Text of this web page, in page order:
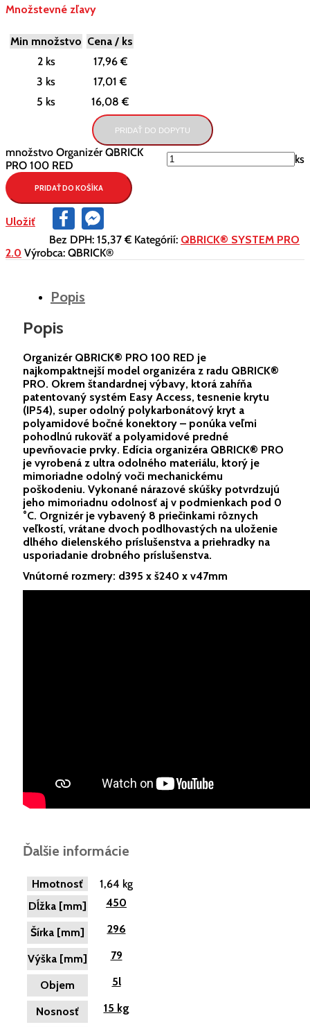
Množstevné zľavy
Min množstvo Cena / ks
2 ks
17,96 €
3 ks
17,01 €
5 ks
16,08 €
PRIDAŤ DO DOPYTU
množstvo Organizér QBRICK
PRO 100 RED
ks
PRIDAŤ DO KOŠÍKA
Uložiť
Facebook
Bez DPH: 15,37 € Kategórií: QBRICK® SYSTEM PRO
2.0 Výrobca: QBRICK®
Popis
Popis
Organizér QBRICK® PRO 100 RED je
najkompaktnejší model organizéra z radu QBRICK®
PRO. Okrem štandardnej výbavy, ktorá zahŕňa
patentovaný systém Easy Access, tesnenie krytu
(IP54), super odolný polykarbonátový kryt a
polyamidové bočné konektory – ponúka veľmi
pohodlnú rukoväť a polyamidové predné
upevňovacie prvky. Edícia organizéra QBRICK® PRO
je vyrobená z ultra odolného materiálu, ktorý je
mimoriadne odolný voči mechanickému
poškodeniu. Vykonané nárazové skúšky potvrdzujú
jeho mimoriadnu odolnosť aj v podmienkach pod 0
°C. Orgnizér je vybavený 8 priečinkami rôznych
veľkostí, vrátane dvoch podlhovastých na uloženie
dlhého dielenského príslušenstva a priehradky na
usporiadanie drobného príslušenstva.
Vnútorné rozmery: d395 x š240 x v47mm
Ďalšie informácie
Hmotnosť
1,64 kg
Dĺžka [mm]
450
Šírka [mm] 296
Výška [mm] 79
Objem 5l
Nosnosť 15 kg